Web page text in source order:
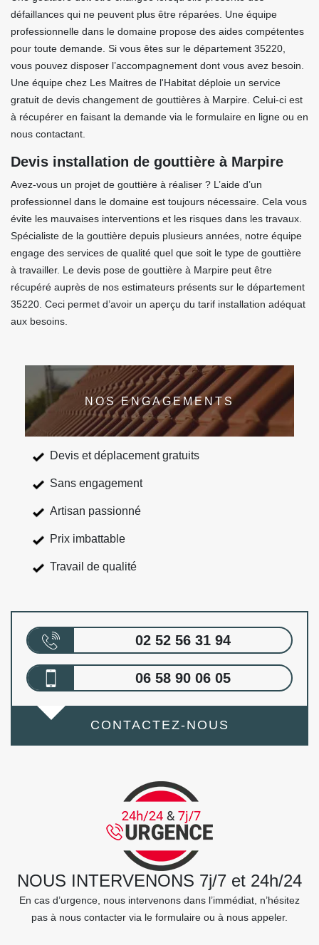
défaillances qui ne peuvent plus être réparées. Une équipe
professionnelle dans le domaine propose des aides compétentes
pour toute demande. Si vous êtes sur le département 35220,
vous pouvez disposer l’accompagnement dont vous avez besoin.
Une équipe chez Les Maitres de l'Habitat déploie un service
gratuit de devis changement de gouttières à Marpire. Celui-ci est
à récupérer en faisant la demande via le formulaire en ligne ou en
nous contactant.
Devis installation de gouttière à Marpire
Avez-vous un projet de gouttière à réaliser ? L’aide d’un
professionnel dans le domaine est toujours nécessaire. Cela vous
évite les mauvaises interventions et les risques dans les travaux.
Spécialiste de la gouttière depuis plusieurs années, notre équipe
engage des services de qualité quel que soit le type de gouttière
à travailler. Le devis pose de gouttière à Marpire peut être
récupéré auprès de nos estimateurs présents sur le département
35220. Ceci permet d’avoir un aperçu du tarif installation adéquat
aux besoins.
NOS ENGAGEMENTS
Devis et déplacement gratuits
Sans engagement
Artisan passionné
Prix imbattable
Travail de qualité
02 52 56 31 94
06 58 90 06 05
CONTACTEZ-NOUS
NOUS INTERVENONS 7j/7 et 24h/24
En cas d’urgence, nous intervenons dans l’immédiat, n’hésitez
pas à nous contacter via le formulaire ou à nous appeler.